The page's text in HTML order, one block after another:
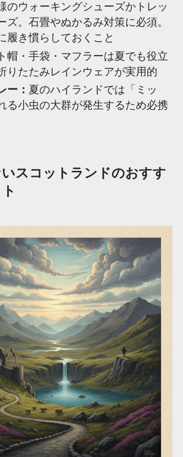
のウォーキングシューズかトレッ
ズ。石畳やぬかるみ対策に必須。
履き慣らしておくこと
帽・手袋・マフラーは夏でも役立
りたたみレインウェアが実用的
ー： 夏のハイランドでは「ミッ
る小虫の大群が発生するため必携
スコットランドのおすす